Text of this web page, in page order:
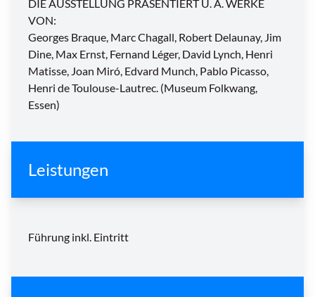
DIE AUSSTELLUNG PRÄSENTIERT U. A. WERKE
VON:
Georges Braque, Marc Chagall, Robert Delaunay, Jim
Dine, Max Ernst, Fernand Léger, David Lynch, Henri
Matisse, Joan Miró, Edvard Munch, Pablo Picasso,
Henri de Toulouse-Lautrec. (Museum Folkwang,
Essen)
Leistungen
Führung inkl. Eintritt